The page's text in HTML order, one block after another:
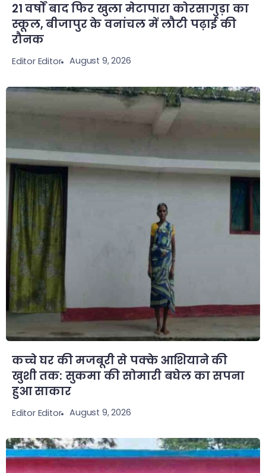
21 वर्षों बाद फिर खुला मेटापारा कोरसागुड़ा का
स्कूल, बीजापुर के वनांचल में लौटी पढ़ाई की
रौनक
Editor Editor August 9, 2026
कच्चे घर की मजबूरी से पक्के आशियाने की
खुशी तक: सुकमा की सोमारी बघेल का सपना
हुआ साकार
Editor Editor August 9, 2026